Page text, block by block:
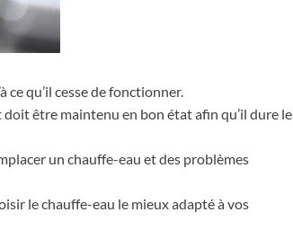
ce qu’il cesse de fonctionner.
être maintenu en bon état afin qu’il dure le
un chauffe-eau et des problèmes
le chauffe-eau le mieux adapté à vos